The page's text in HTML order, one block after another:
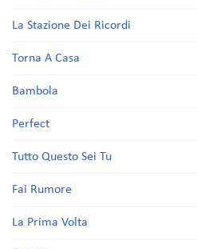
La Stazione Dei Ricordi
Torna A Casa
Bambola
Perfect
Tutto Questo Sei Tu
Fai Rumore
La Prima Volta